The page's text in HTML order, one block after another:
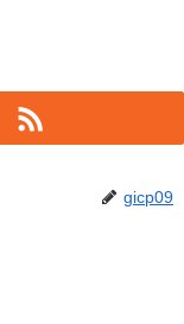
gicp09